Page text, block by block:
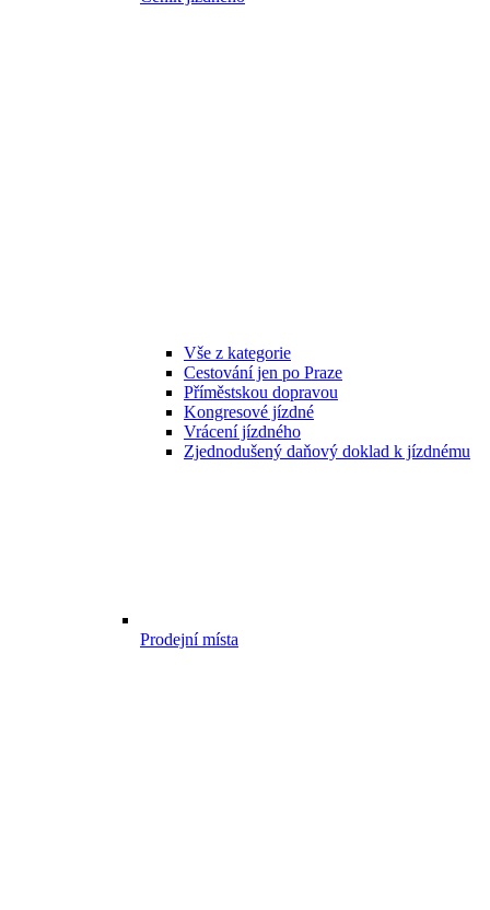
Vše z kategorie
Cestování jen po Praze
Příměstskou dopravou
Kongresové jízdné
Vrácení jízdného
Zjednodušený daňový doklad k jízdnému
Prodejní místa